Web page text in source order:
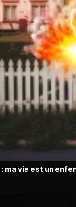
ma vie est un enfer